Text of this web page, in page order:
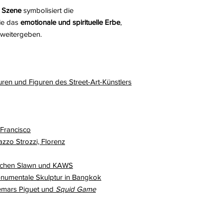
symbolisiert die
das emotionale und spirituelle Erbe,
und Figuren des Street-Art-Künstlers
Strozzi, Florenz
Slawn und KAWS
Skulptur in Bangkok
Piguet und Squid Game